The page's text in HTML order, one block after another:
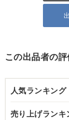
この出品者の評
人気ランキング
売り上げランキ